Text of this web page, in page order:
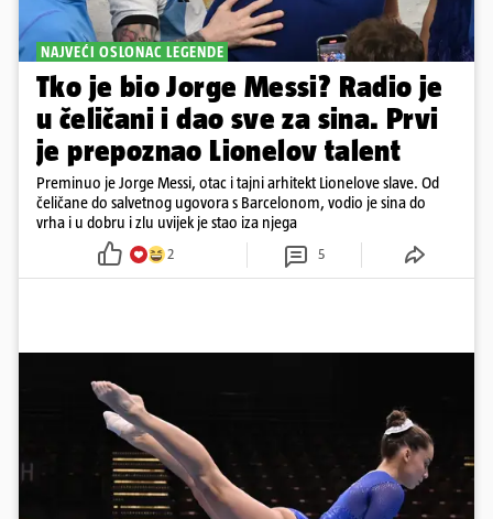
NAJVEĆI OSLONAC LEGENDE
Tko je bio Jorge Messi? Radio je
u čeličani i dao sve za sina. Prvi
je prepoznao Lionelov talent
Preminuo je Jorge Messi, otac i tajni arhitekt Lionelove slave. Od
čeličane do salvetnog ugovora s Barcelonom, vodio je sina do
vrha i u dobru i zlu uvijek je stao iza njega
2 5